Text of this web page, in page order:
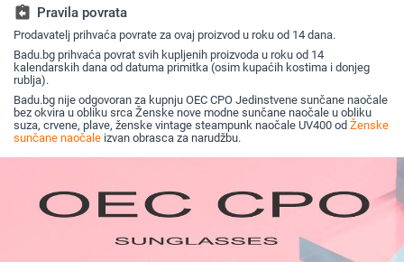
hip hop sunčane
naočale u uličnom
stilu
jedinstvene sunčane
naočale
assignment_return Pravila povrata
Prodavatelj prihvaća povrate za ovaj proizvod u roku od 14 dana.
Badu.bg prihvaća povrat svih kupljenih proizvoda u roku od 14
kalendarskih dana od datuma primitka (osim kupaćih kostima i donjeg
rublja).
Badu.bg nije odgovoran za kupnju OEC CPO Jedinstvene sunčane naočale
bez okvira u obliku srca Ženske nove modne sunčane naočale u obliku
suza, crvene, plave, ženske vintage steampunk naočale UV400 od Ženske
sunčane naočale izvan obrasca za narudžbu.